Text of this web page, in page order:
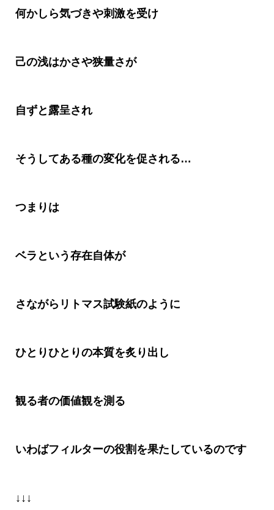
何かしら気づきや刺激を受け
己の浅はかさや狭量さが
自ずと露呈され
そうしてある種の変化を促される…
つまりは
ベラという存在自体が
さながらリトマス試験紙のように
ひとりひとりの本質を炙り出し
観る者の価値観を測る
いわばフィルターの役割を果たしているのです
↓↓↓